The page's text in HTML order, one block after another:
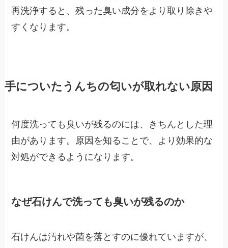
再洗浄すると、残った臭い成分をより取り除きや
すくなります。
手についたうんちの匂いが取れない原因
何度洗っても臭いが残るのには、きちんとした理
由があります。原因を知ることで、より効果的な
対処ができるようになります。
なぜ石けんで洗っても臭いが残るのか
石けんは汚れや菌を落とすのに優れていますが、